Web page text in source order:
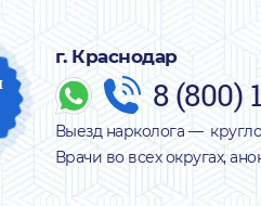
г. Краснодар
8 (800)
Выезд нарколога —
Врачи во всех округах,